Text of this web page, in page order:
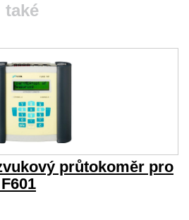
také
průtokoměr pro